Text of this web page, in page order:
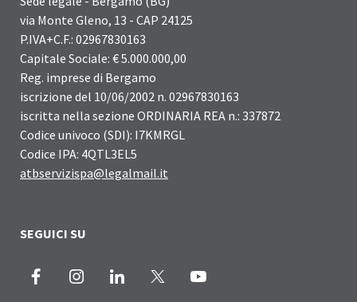
via Monte Gleno, 13 - CAP 24125
P.IVA+C.F.: 02967830163
Capitale Sociale: € 5.000.000,00
Reg. imprese di Bergamo
iscrizione del 10/06/2002 n. 02967830163
iscritta nella sezione ORDINARIA REA n.: 337872
Codice univoco (SDI): I7KMRGL
Codice IPA: 4QTL3EL5
atbservizispa@legalmail.it
SEGUICI SU
Facebook InstagramLinkedIn